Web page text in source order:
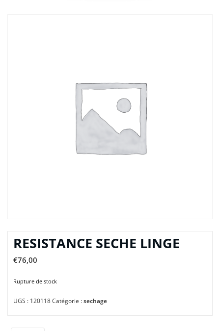
RESISTANCE SECHE LINGE
€76,00
Rupture de stock
UGS : 120118Catégorie :sechage